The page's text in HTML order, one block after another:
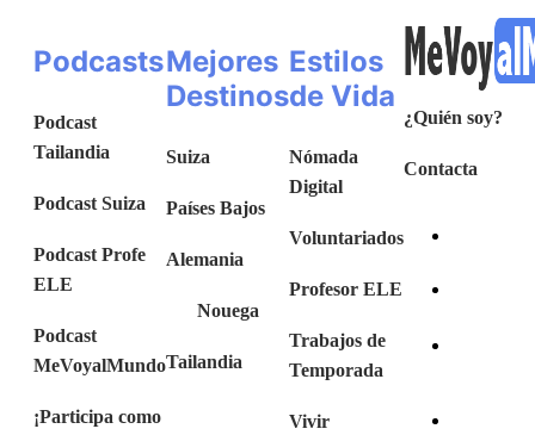
Podcasts
Podcast
Tailandia
Podcast Suiza
Podcast Profe
ELE
Podcast
MeVoyalMundo
¡Participa como
Mejores
Destinos
Suiza
Países Bajos
Alemania
Nouega
Tailandia
Estilos
de Vida
Nómada
Digital
Voluntariados
Profesor ELE
Trabajos de
Temporada
Vivir
¿Quién soy?
Contacta